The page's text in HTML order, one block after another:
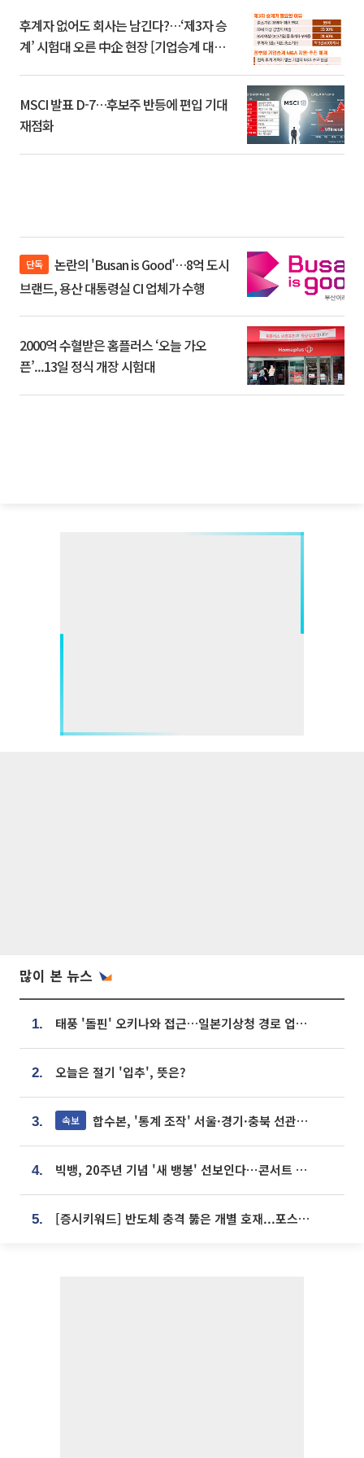
후계자 없어도 회사는 남긴다?…‘제3자 승
계’ 시험대 오른 中企 현장 [기업승계 대전
MSCI 발표 D-7…후보주 반등에 편입 기대
재점화
단독
브랜드, 용산 대통령실 CI 업체가 수행
2000억 수혈받은 홈플러스 ‘오늘 가오
픈’...13일 정식 개장 시험대
많이 본 뉴스
1. 태풍 '돌핀' 오키나와 접근…일본기상청 경로 업데이트
2. 오늘은 절기 '입추', 뜻은?
3. 속보 합수본, '통계 조작' 서울·경기·충북 선관위 등 추가 압수수색
4. 빅뱅, 20주년 기념 '새 뱅봉' 선보인다⋯콘서트 앞두고 팝업 개최
5. [증시키워드] 반도체 충격 뚫은 개별 호재...포스코퓨처엠·에코프로·한화솔루션 '눈길'